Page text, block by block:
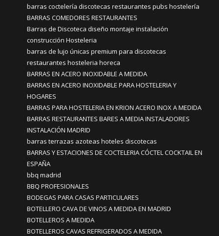
barras coctelería discotecas restaurantes pubs hostelería
BARRAS COMEDORES RESTAURANTES
Barras de Discoteca diseño montaje instalación
construcción Hosteleria
barras de lujo únicas premium para discotecas
restaurantes hosteleria horeca
BARRAS EN ACERO INOXIDABLE A MEDIDA
BARRAS EN ACERO INOXIDABLE PARA HOSTELERIA Y
HOGARES
BARRAS PARA HOSTELERIA EN KRION ACERO INOX A MEDIDA
BARRAS RESTAURANTES BARES A MEDIA INSTALADORES
INSTALACIÓN MADRID
barras terrazas azoteas hoteles discotecas
BARRAS Y ESTACIONES DE COCTELERIA CÓCTEL COCKTAIL EN
ESPAÑA
bbq madrid
BBQ PROFESIONALES
BODEGAS PARA CASAS PARTICULARES
BOTELLERO CAVA DE VINOS A MEDIDA EN MADRID
BOTELLEROS A MEDIDA
BOTELLEROS CAVAS REFRIGERADOS A MEDIDA